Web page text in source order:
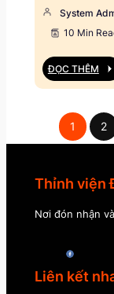
System
10 Min
ĐỌC THÊM
1 2
Thỉnh viện
Nơi đón nhận
Liên kết